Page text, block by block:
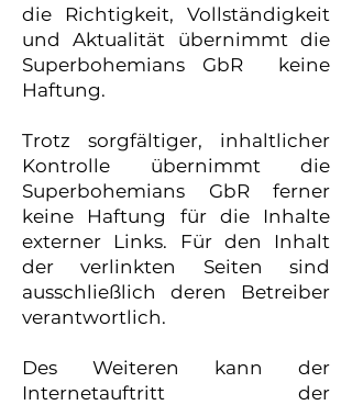
die Richtigkeit, Vollständigkeit
und Aktualität übernimmt die
Superbohemians GbR keine
Haftung.
Trotz sorgfältiger, inhaltlicher
Kontrolle übernimmt die
Superbohemians GbR ferner
keine Haftung für die Inhalte
externer Links. Für den Inhalt
der verlinkten Seiten sind
ausschließlich deren Betreiber
verantwortlich.
Des Weiteren kann der
Internetauftritt der